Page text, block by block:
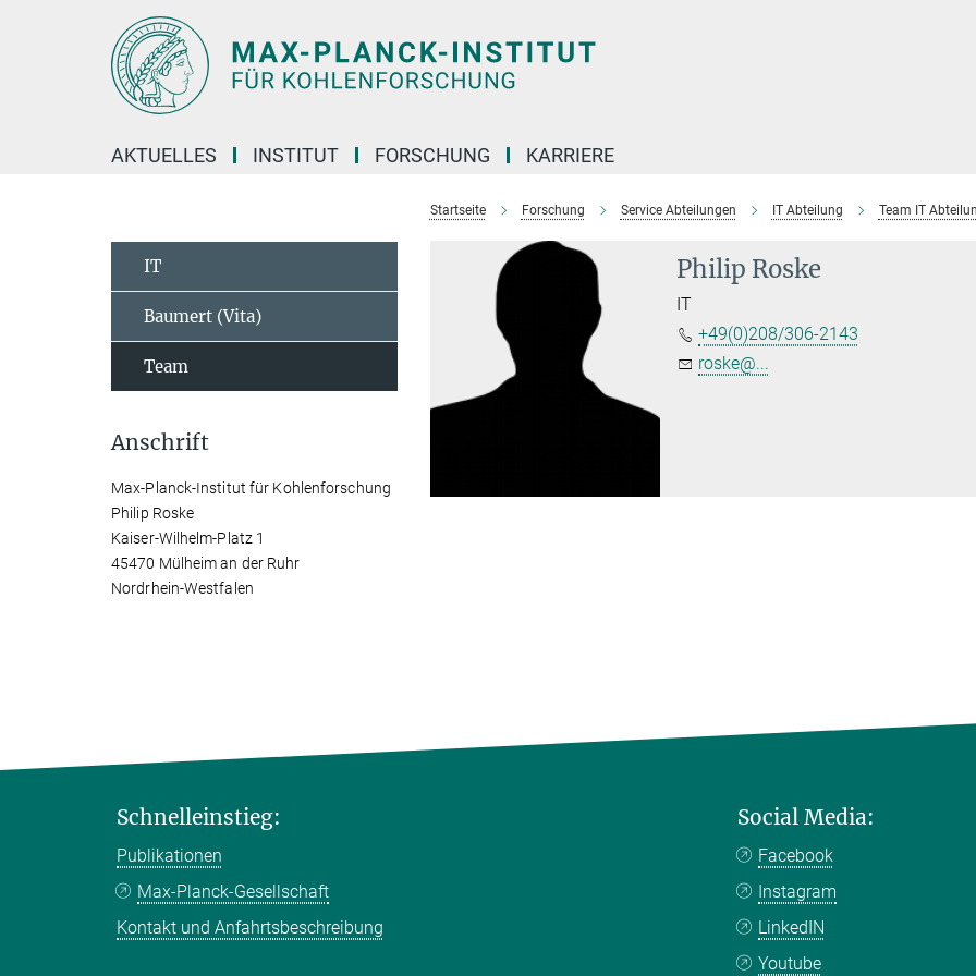
AKTUELLES INSTITUT FORSCHUNG KARRIERE
Startseite Forschung Service Abteilungen IT Abteilung Team IT
Philip Roske
IT
+49(0)208/306-2143
roske@...
IT
Baumert (Vita)
Team
Anschrift
Max-Planck-Institut für Kohlenforschung
Philip Roske
Kaiser-Wilhelm-Platz 1
45470 Mülheim an der Ruhr
Nordrhein-Westfalen
Schnelleinstieg:
Publikationen
Max-Planck-Gesellschaft
Kontakt und Anfahrtsbeschreibung
Social Media:
Facebook
Instagram
LinkedIN
Youtube